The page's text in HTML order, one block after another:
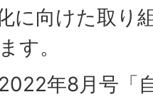
に向けた取り
す。
年8月号「